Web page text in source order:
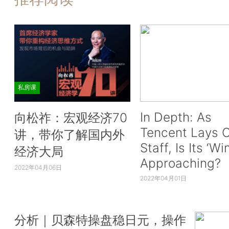
私房课
向松祚：宏观经济70
讲，带你了解国内外
经济大局
2022年04月06日
In Depth: As
Tencent Lays
Staff, Is Its
Approaching?
2022年04月01日
分析｜贝森特操盘稳日元，操作